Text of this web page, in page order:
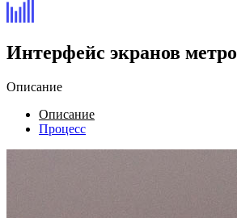
Интерфейс экранов метро
Описание
Описание
Процесс